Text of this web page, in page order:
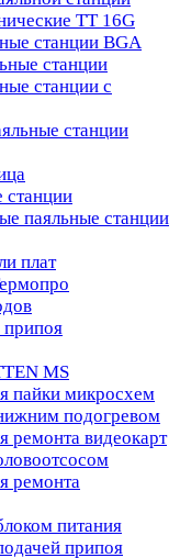
TT 16G
станции BGA
станции
станции с
станции
станции
паяльные станции
плат
припоя
MS
пайки микросхем
подогревом
ремонта видеокарт
ремонта
питания
припоя